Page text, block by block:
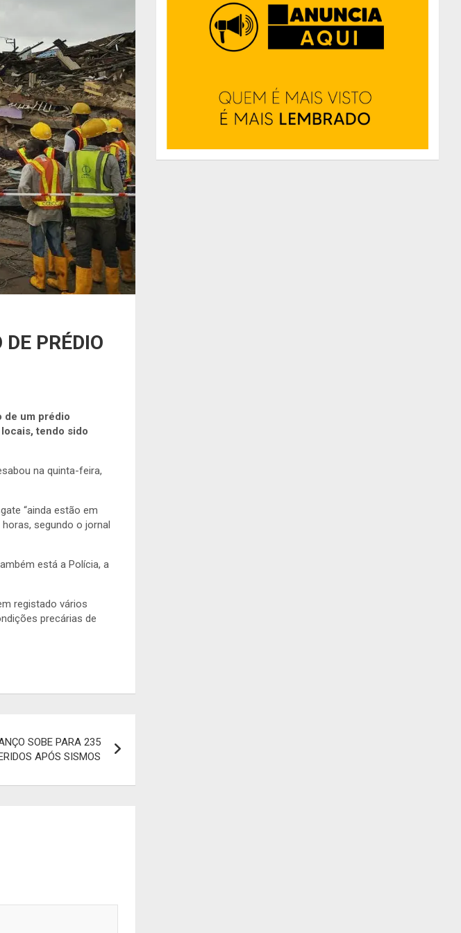
PRÉDIO
de um prédio
tendo sido
na quinta-feira,
“ainda estão em
segundo o jornal
está a Polícia, a
registado vários
precárias de
SOBE PARA 235
APÓS SISMOS